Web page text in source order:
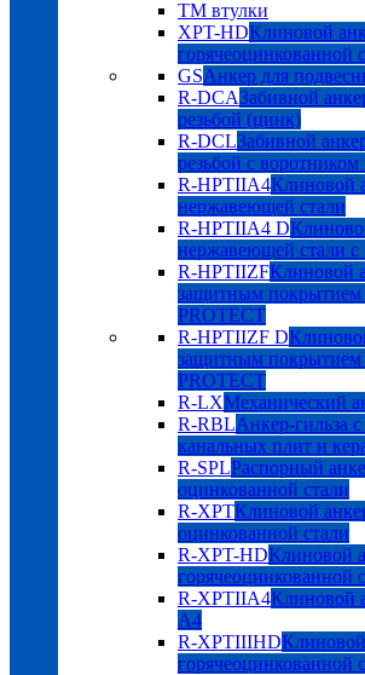
TM втулки
XPT-HDКлиновой
горячеоцинкованной
GSАнкер для
R-DCAЗабивной
резьбой (цинк)
R-DCLЗабивной
резьбой с воротником
R-HPTIIA4Клиновой
нержавеющей стали
R-HPTIIA4 D
нержавеющей стали с
R-HPTIIZFКлиновой
защитным
PROTECT
R-HPTIIZF D
защитным
PROTECT
R-LXМеханический
R-RBLАнкер-гильза
канальных плит и
R-SPLРаспорный
оцинкованной стали
R-XPTКлиновой
оцинкованной стали
R-XPT-HDКлиновой
горячеоцинкованной
R-XPTIIA4Клиновой
А4
R-XPTIIIHD
горячеоцинкованной